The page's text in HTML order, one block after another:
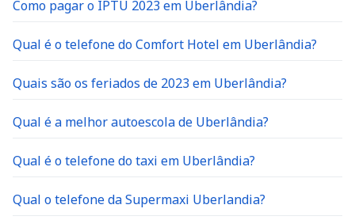
Como pagar o IPTU 2023 em Uberlândia?
Qual é o telefone do Comfort Hotel em Uberlândia?
Quais são os feriados de 2023 em Uberlândia?
Qual é a melhor autoescola de Uberlândia?
Qual é o telefone do taxi em Uberlândia?
Qual o telefone da Supermaxi Uberlandia?